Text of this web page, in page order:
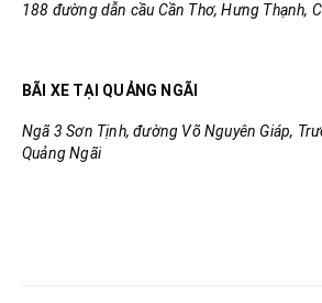
188 đường dẫn cầu Cần Thơ, Hưng Thạnh,
BÃI XE TẠI QUẢNG NGÃI
Ngã 3 Sơn Tịnh, đường Võ Nguyên Giáp,
Quảng Ngãi